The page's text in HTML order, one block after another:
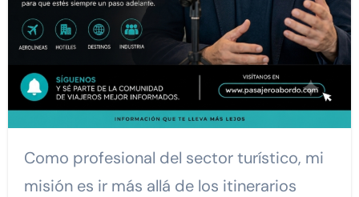
Como profesional del sector turístico, mi
misión es ir más allá de los itinerarios